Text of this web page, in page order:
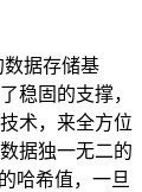
据存储基
稳固的支撑，
术，来全方位
据独一无二的
哈希值，一旦